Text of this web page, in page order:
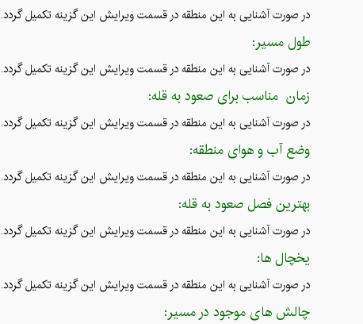
در صورت آشنایی به این منطقه در قسمت ویرایش این گزینه تکمیل گردد.
طول مسیر:
در صورت آشنایی به این منطقه در قسمت ویرایش این گزینه تکمیل گردد.
زمان مناسب برای صعود به قله:
در صورت آشنایی به این منطقه در قسمت ویرایش این گزینه تکمیل گردد.
وضع آب و هوای منطقه:
در صورت آشنایی به این منطقه در قسمت ویرایش این گزینه تکمیل گردد.
بهترین فصل صعود به قله:
در صورت آشنایی به این منطقه در قسمت ویرایش این گزینه تکمیل گردد.
یخچال ها:
در صورت آشنایی به این منطقه در قسمت ویرایش این گزینه تکمیل گردد.
چالش های موجود در مسیر: